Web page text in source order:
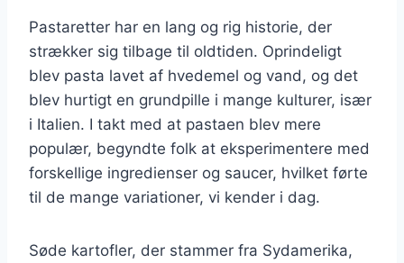
Pastaretter har en lang og rig historie, der
strækker sig tilbage til oldtiden. Oprindeligt
blev pasta lavet af hvedemel og vand, og det
blev hurtigt en grundpille i mange kulturer, især
i Italien. I takt med at pastaen blev mere
populær, begyndte folk at eksperimentere med
forskellige ingredienser og saucer, hvilket førte
til de mange variationer, vi kender i dag.
Søde kartofler, der stammer fra Sydamerika,